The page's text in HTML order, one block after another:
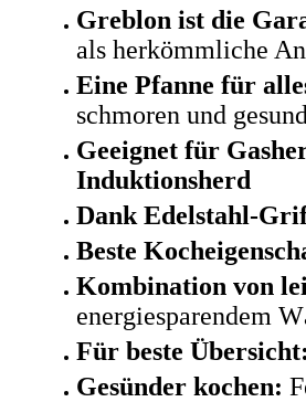
Greblon ist die
als herkömmliche
Eine Pfanne für
schmoren und
Geeignet für
Induktionsherd
Dank Edelstahl-
Beste
Kombination von
energiesparendem
Für beste
Gesünder kochen: